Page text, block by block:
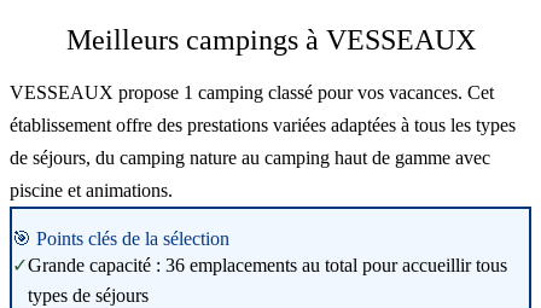
Meilleurs campings à VESSEAUX
VESSEAUX propose 1 camping classé pour vos vacances. Cet
établissement offre des prestations variées adaptées à tous les types
de séjours, du camping nature au camping haut de gamme avec
piscine et animations.
🎯 Points clés de la sélection
✓Grande capacité : 36 emplacements au total pour accueillir tous
types de séjours